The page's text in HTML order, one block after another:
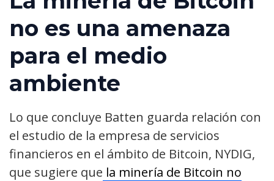
no es una amenaza
para el medio
ambiente
Lo que concluye Batten guarda relación con
el estudio de la empresa de servicios
financieros en el ámbito de Bitcoin, NYDIG,
que sugiere que la minería de Bitcoin no